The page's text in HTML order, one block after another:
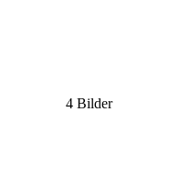
4 Bilder